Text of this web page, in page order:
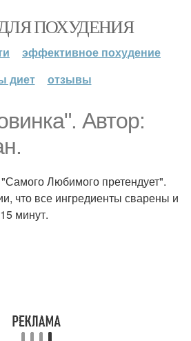
ПОХУДЕНИЯ
эффективное похудение
диет
отзывы
Автор:
Любимого претендует".
что все ингредиенты сварены и
минут.